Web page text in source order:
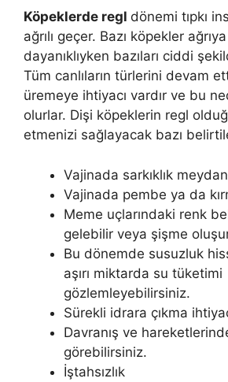
Köpeklerde regl dönemi tıpkı
ağrılı geçer. Bazı köpekler
dayanıklıyken bazıları ciddi
Tüm canlıların türlerini devam
üremeye ihtiyacı vardır ve bu
olurlar. Dişi köpeklerin regl
etmenizi sağlayacak bazı
Vajinada sarkıklık
Vajinada pembe ya da
Meme uçlarındaki renk
gelebilir veya şişme
Bu dönemde susuzluk
aşırı miktarda su tüketimi
gözlemleyebilirsiniz.
Sürekli idrara çıkma
Davranış ve
görebilirsiniz.
İştahsızlık